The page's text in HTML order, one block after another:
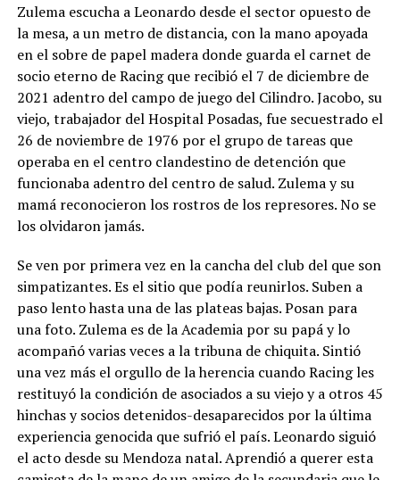
Zulema escucha a Leonardo desde el sector opuesto de
la mesa, a un metro de distancia, con la mano apoyada
en el sobre de papel madera donde guarda el carnet de
socio eterno de Racing que recibió el 7 de diciembre de
2021 adentro del campo de juego del Cilindro. Jacobo, su
viejo, trabajador del Hospital Posadas, fue secuestrado el
26 de noviembre de 1976 por el grupo de tareas que
operaba en el centro clandestino de detención que
funcionaba adentro del centro de salud. Zulema y su
mamá reconocieron los rostros de los represores. No se
los olvidaron jamás.
Se ven por primera vez en la cancha del club del que son
simpatizantes. Es el sitio que podía reunirlos. Suben a
paso lento hasta una de las plateas bajas. Posan para
una foto. Zulema es de la Academia por su papá y lo
acompañó varias veces a la tribuna de chiquita. Sintió
una vez más el orgullo de la herencia cuando Racing les
restituyó la condición de asociados a su viejo y a otros 45
hinchas y socios detenidos-desaparecidos por la última
experiencia genocida que sufrió el país. Leonardo siguió
el acto desde su Mendoza natal. Aprendió a querer esta